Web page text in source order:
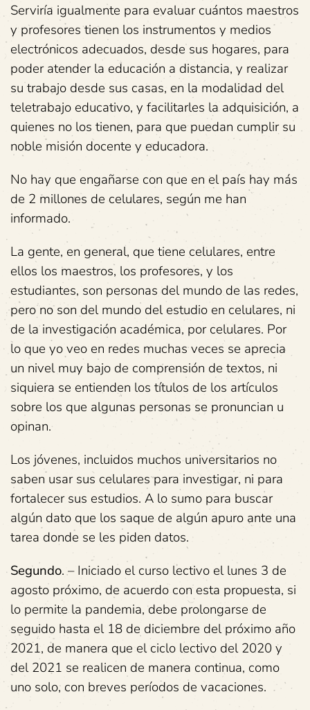
Serviría igualmente para evaluar cuántos maestros
y profesores tienen los instrumentos y medios
electrónicos adecuados, desde sus hogares, para
poder atender la educación a distancia, y realizar
su trabajo desde sus casas, en la modalidad del
teletrabajo educativo, y facilitarles la adquisición, a
quienes no los tienen, para que puedan cumplir su
noble misión docente y educadora.
No hay que engañarse con que en el país hay más
de 2 millones de celulares, según me han
informado.
La gente, en general, que tiene celulares, entre
ellos los maestros, los profesores, y los
estudiantes, son personas del mundo de las redes,
pero no son del mundo del estudio en celulares, ni
de la investigación académica, por celulares. Por
lo que yo veo en redes muchas veces se aprecia
un nivel muy bajo de comprensión de textos, ni
siquiera se entienden los títulos de los artículos
sobre los que algunas personas se pronuncian u
opinan.
Los jóvenes, incluidos muchos universitarios no
saben usar sus celulares para investigar, ni para
fortalecer sus estudios. A lo sumo para buscar
algún dato que los saque de algún apuro ante una
tarea donde se les piden datos.
Segundo. – Iniciado el curso lectivo el lunes 3 de
agosto próximo, de acuerdo con esta propuesta, si
lo permite la pandemia, debe prolongarse de
seguido hasta el 18 de diciembre del próximo año
2021, de manera que el ciclo lectivo del 2020 y
del 2021 se realicen de manera continua, como
uno solo, con breves períodos de vacaciones.